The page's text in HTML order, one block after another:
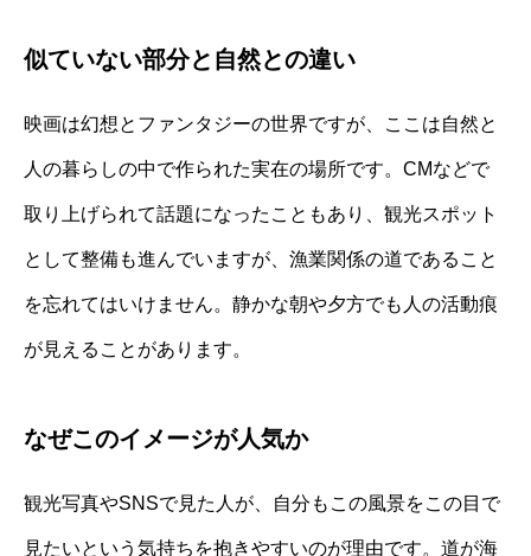
似ていない部分と自然との違い
映画は幻想とファンタジーの世界ですが、ここは自然と
人の暮らしの中で作られた実在の場所です。CMなどで
取り上げられて話題になったこともあり、観光スポット
として整備も進んでいますが、漁業関係の道であること
を忘れてはいけません。静かな朝や夕方でも人の活動痕
が見えることがあります。
なぜこのイメージが人気か
観光写真やSNSで見た人が、自分もこの風景をこの目で
見たいという気持ちを抱きやすいのが理由です。道が海